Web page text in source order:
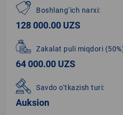
Boshlang‘ich narxi:
128 000.00 UZS
Zakalat puli miqdori
64 000.00 UZS
Savdo o‘tkazish turi:
Auksion